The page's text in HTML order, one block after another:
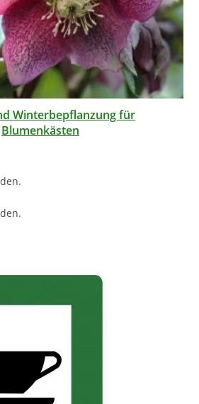
Winterbepflanzung für
Blumenkästen